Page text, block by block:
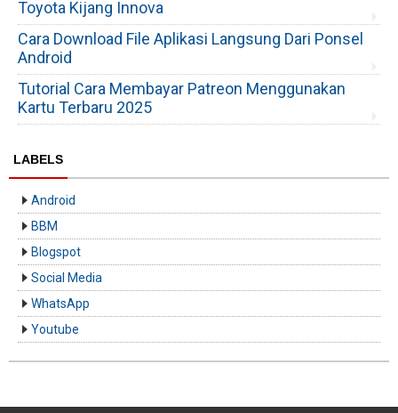
Toyota Kijang Innova
Cara Download File Aplikasi Langsung Dari Ponsel
Android
Tutorial Cara Membayar Patreon Menggunakan
Kartu Terbaru 2025
LABELS
Android
BBM
Blogspot
Social Media
WhatsApp
Youtube